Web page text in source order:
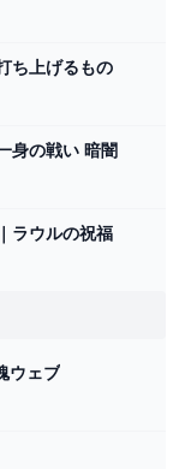
ち上げるもの
身の戦い 暗闇
ラウルの祝福
ウェブ